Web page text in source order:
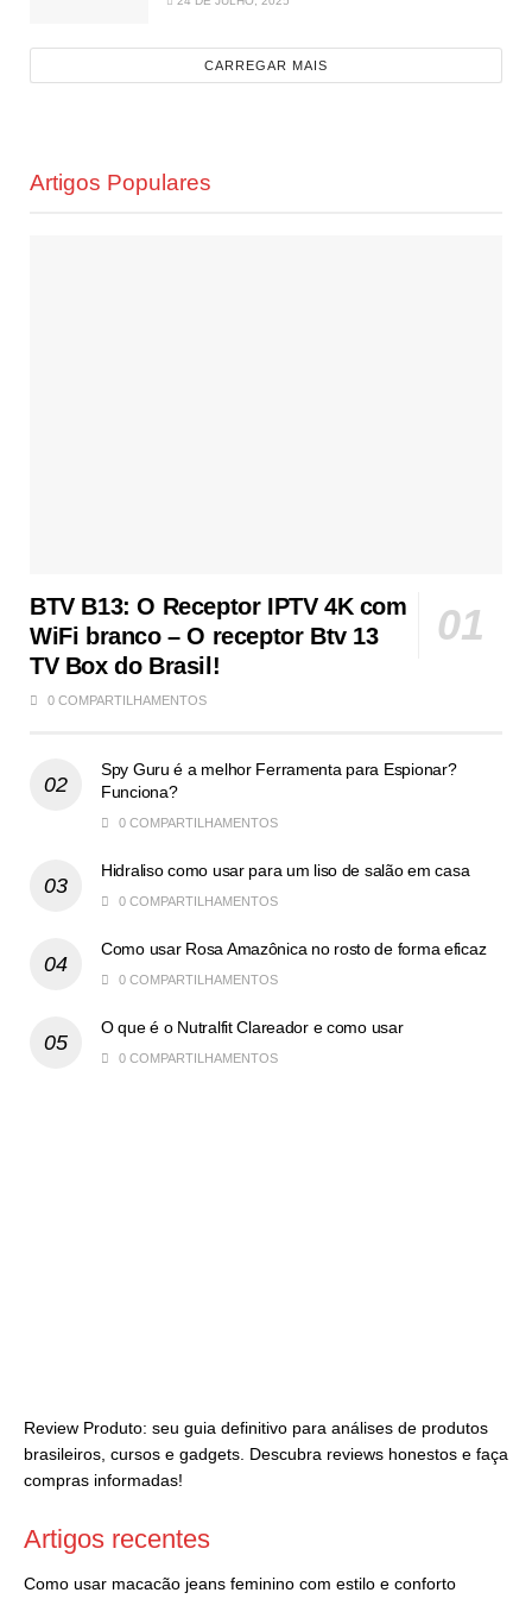
CARREGAR MAIS
Artigos Populares
BTV B13: O Receptor IPTV 4K com
WiFi branco – O receptor Btv 13
TV Box do Brasil!
0 COMPARTILHAMENTOS
Spy Guru é a melhor Ferramenta para Espionar?
Funciona?
0 COMPARTILHAMENTOS
Hidraliso como usar para um liso de salão em casa
0 COMPARTILHAMENTOS
Como usar Rosa Amazônica no rosto de forma eficaz
0 COMPARTILHAMENTOS
O que é o Nutralfit Clareador e como usar
0 COMPARTILHAMENTOS
Review Produto: seu guia definitivo para análises de produtos
brasileiros, cursos e gadgets. Descubra reviews honestos e faça
compras informadas!
Artigos recentes
Como usar macacão jeans feminino com estilo e conforto